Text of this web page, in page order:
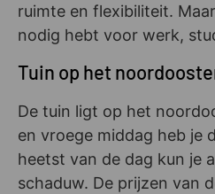
ruimte en flexibiliteit.
nodig hebt voor werk,
Tuin op het
De tuin ligt op het
en vroege middag heb je
heetst van de dag kun je
schaduw. De prijzen van